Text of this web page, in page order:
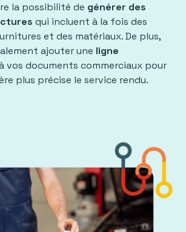
la possibilité de générer des
qui incluent à la fois des
et des matériaux. De plus,
ajouter une ligne
vos documents commerciaux pour
plus précise le service rendu.